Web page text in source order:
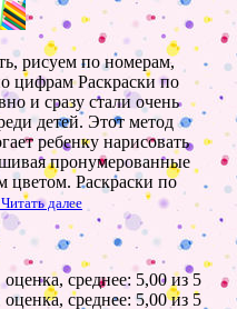
рисуем по номерам,
цифрам Раскраски по
и сразу стали очень
детей. Этот метод
ребенку нарисовать
пронумерованные
цветом. Раскраски по
Читать далее